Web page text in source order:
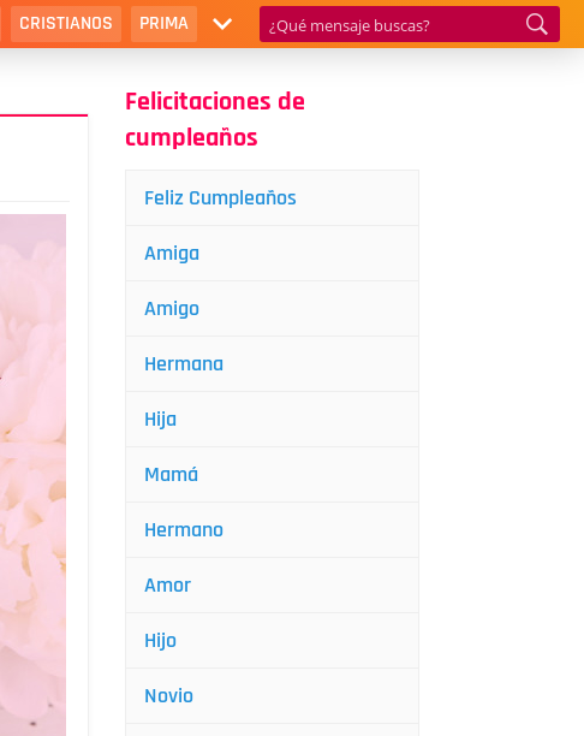
CRISTIANOS PRIMA
Felicitaciones de
cumpleaños
Feliz Cumpleaños
Amiga
Amigo
Hermana
Hija
Mamá
Hermano
Amor
Hijo
Novio